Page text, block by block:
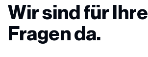
Wir sind für Ihre
Fragen da.